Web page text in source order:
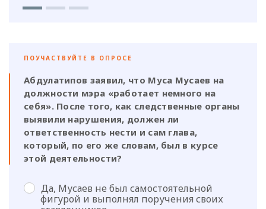
ПОУЧАСТВУЙТЕ В ОПРОСЕ
Абдулатипов заявил, что Муса Мусаев на
должности мэра «работает немного на
себя». После того, как следственные органы
выявили нарушения, должен ли
ответственность нести и сам глава,
который, по его же словам, был в курсе
этой деятельности?
Да, Мусаев не был самостоятельной
фигурой и выполнял поручения своих